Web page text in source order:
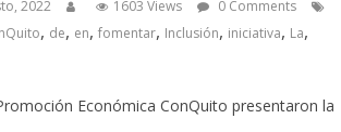
2022 1603 Views
0 Comments
, de, en, fomentar, Inclusión, iniciativa, La,
Económica ConQuito presentaron la